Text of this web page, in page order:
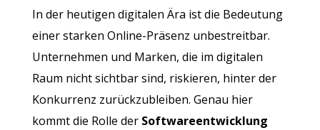
In der heutigen digitalen Ära ist die Bedeutung
einer starken Online-Präsenz unbestreitbar.
Unternehmen und Marken, die im digitalen
Raum nicht sichtbar sind, riskieren, hinter der
Konkurrenz zurückzubleiben. Genau hier
kommt die Rolle der Softwareentwicklung